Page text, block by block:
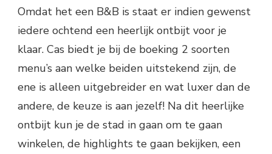
Omdat het een B&B is staat er indien gewenst
iedere ochtend een heerlijk ontbijt voor je
klaar. Cas biedt je bij de boeking 2 soorten
menu’s aan welke beiden uitstekend zijn, de
ene is alleen uitgebreider en wat luxer dan de
andere, de keuze is aan jezelf! Na dit heerlijke
ontbijt kun je de stad in gaan om te gaan
winkelen, de highlights te gaan bekijken, een